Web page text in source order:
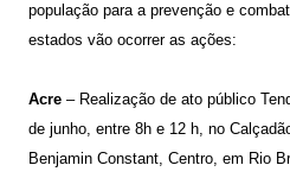
população para a prevenção e
estados vão ocorrer as ações:
Acre – Realização de ato público
de junho, entre 8h e 12 h, no
Benjamin Constant, Centro, em Rio